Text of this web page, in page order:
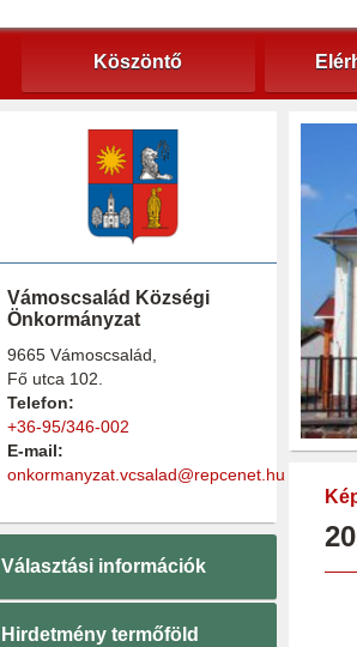
Köszöntő
Vámoscsalád Községi
Önkormányzat
9665 Vámoscsalád,
Fő utca 102.
Telefon:
+36-95/346-002
E-mail:
onkormanyzat.vcsalad@repcenet.hu
Választási információk
Hirdetmény termőföld